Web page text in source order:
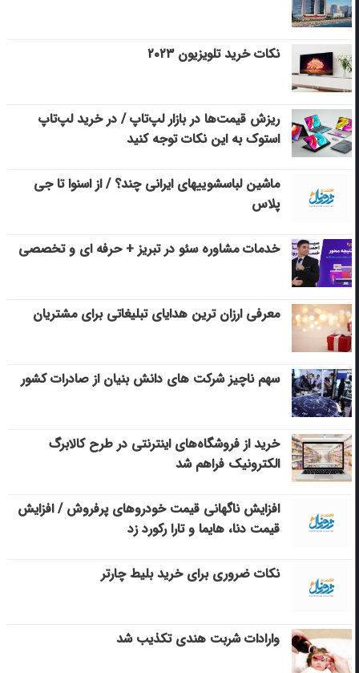
نکات خرید تلویزیون ۲۰۲۳
ریزش قیمت‌ها در بازار لپ‌تاپ / در خرید لپ‌تاپ
استوک به این نکات توجه کنید
ماشین لباسشویی‎های ایرانی چند؟ / از اسنوا تا جی
پلاس
خدمات مشاوره سئو در تبریز + حرفه ای و تخصصی
معرفی ارزان ترین هدایای تبلیغاتی برای مشتریان
سهم ناچیز شرکت های دانش بنیان از صادرات کشور
خرید از فروشگاه‌های اینترنتی در طرح کالابرگ
الکترونیک فراهم شد
افزایش ناگهانی قیمت خودروهای پرفروش / افزایش
قیمت دنا، هایما و تارا رکورد زد
نکات ضروری برای خرید بلیط چارتر
وارادات شربت هندی تکذیب شد